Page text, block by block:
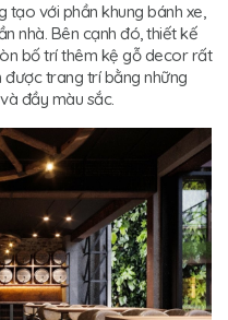
tạo với phần khung bánh xe,
nhà. Bên cạnh đó, thiết kế
bố trí thêm kệ gỗ decor rất
được trang trí bằng những
đầy màu sắc.